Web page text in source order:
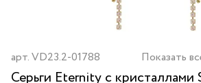
арт.VD23.2-01788 Показать
Серьги Eternity с кристаллами